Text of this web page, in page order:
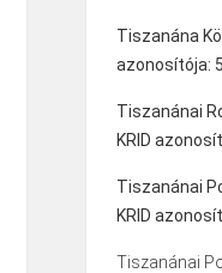
Tiszanána
azonosítója:
Tiszanánai
KRID
Tiszanánai
KRID
Tiszanánai